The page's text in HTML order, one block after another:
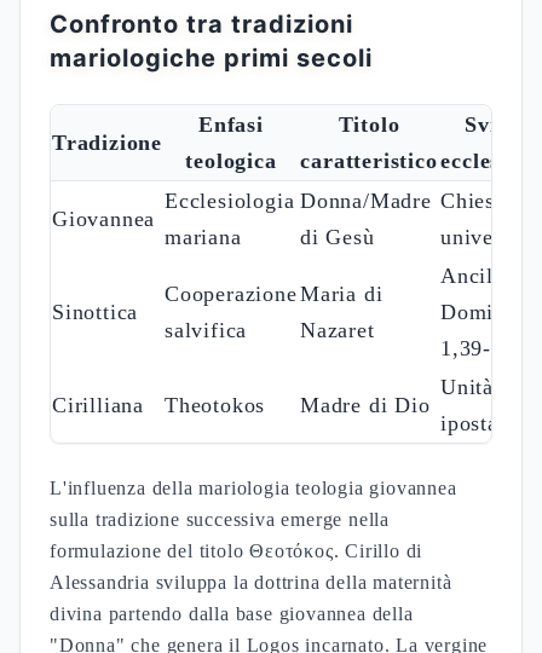
L'ecclesiologia mariana e la
dimensione universale
La mariologia giovannea presenta Maria madre di
Gesu come personificazione della Nuova
Gerusalemme, trasformando l'immagine
veterotestamentaria della "figlia di Sion" in realtà
ecclesiale. La presenza di Maria come "Madre
universale dei dispersi figli di Dio, unificati nella
persona di Cristo, che ella ha rivestito della nostra
ecclesiologica del titolo Theotokos madre di Dio
(Gv 11,51-52).
La fede di Maria viene trasmessa ai discepoli
attraverso le modalità dell'assenso di fede richiesto
dalla Torah. Questa valenza mariana in Giovanni
non può essere dissociata dalla figura di Cristo che
è Dio, il grande legislatore del Patto sinaitico che
funge da paradigma del Nuovo Patto siglato il terzo